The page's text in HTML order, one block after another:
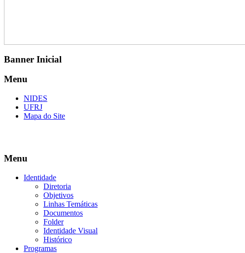
Banner Inicial
Menu
NIDES
UFRJ
Mapa do Site
Menu
Identidade
Diretoria
Objetivos
Linhas Temáticas
Documentos
Folder
Identidade Visual
Histórico
Programas